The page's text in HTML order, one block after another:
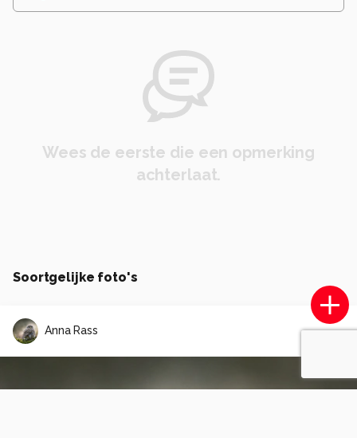
Wees de eerste die een opmerking
achterlaat.
Soortgelijke foto's
Anna Rass